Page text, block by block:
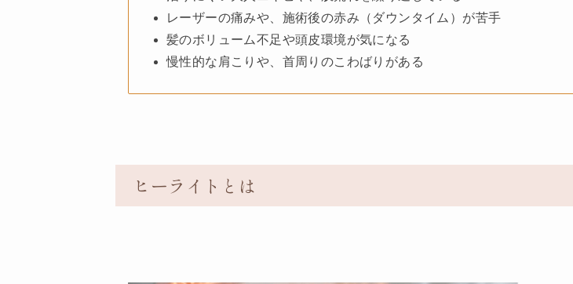
レーザーの痛みや、施術後の赤み（ダウンタイム）が苦手
髪のボリューム不足や頭皮環境が気になる
慢性的な肩こりや、首周りのこわばりがある
ヒーライトとは